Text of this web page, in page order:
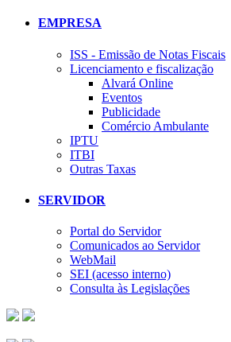
EMPRESA
ISS - Emissão de Notas Fiscais
Licenciamento e fiscalização
Alvará Online
Eventos
Publicidade
Comércio Ambulante
IPTU
ITBI
Outras Taxas
SERVIDOR
Portal do Servidor
Comunicados ao Servidor
WebMail
SEI (acesso interno)
Consulta às Legislações